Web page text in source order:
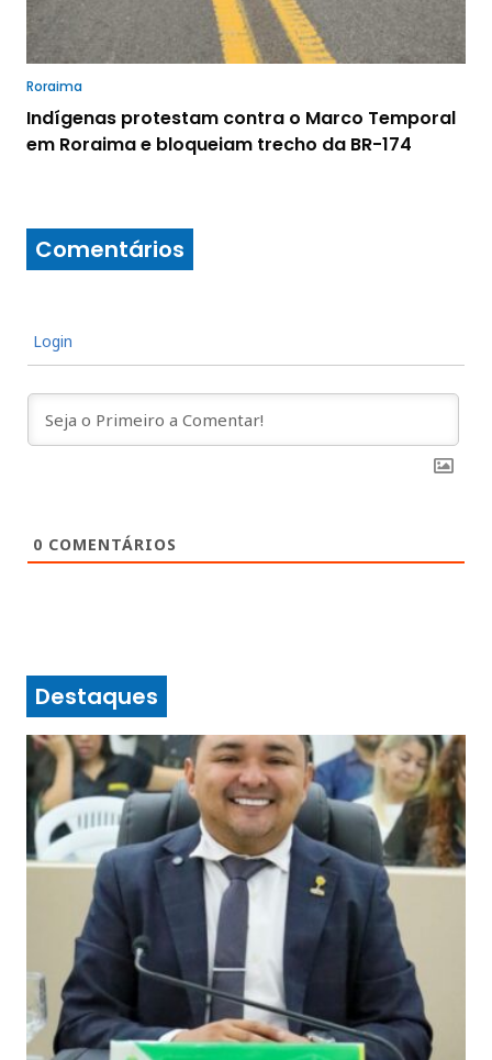
Roraima
Indígenas protestam contra o Marco Temporal
em Roraima e bloqueiam trecho da BR-174
Comentários
Login
0 COMENTÁRIOS
Destaques